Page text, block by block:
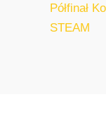
Półfinał
STEAM